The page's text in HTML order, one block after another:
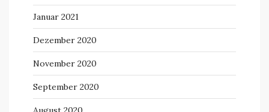
Januar 2021
Dezember 2020
November 2020
September 2020